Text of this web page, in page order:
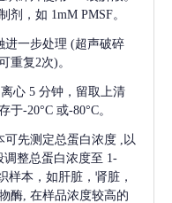
剂，如 1mM PMSF。
进一步处理 (超声破碎
重复2次)。
离心 5 分钟，留取上清
-20°C 或-80°C。
可先测定总蛋白浓度
,以
调整总蛋白浓度至 1-
样本，如肝脏，肾脏，
酶, 在样品浓度较高的